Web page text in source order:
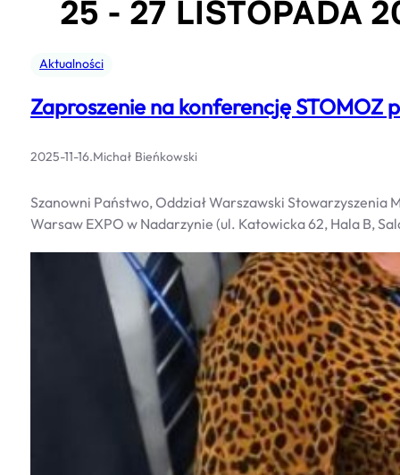
Aktualności
Zaproszenie na konferencję STOMOZ
2025-11-16.Michał Bieńkowski
Szanowni Państwo, Oddział Warszawski
Warsaw EXPO w Nadarzynie (ul. Katowicka 62, Hala B,